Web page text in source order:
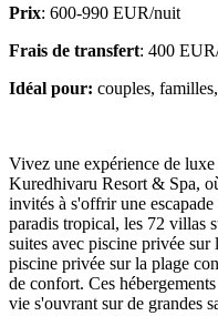
Prix: 600-990 EUR/nuit
Frais de transfert: 400
Idéal pour: couples,
Vivez une expérience de
Kuredhivaru Resort & Spa,
invités à s'offrir une
paradis tropical, les 72 villas
suites avec piscine privée sur
piscine privée sur la plage
de confort. Ces
vie s'ouvrant sur de grandes